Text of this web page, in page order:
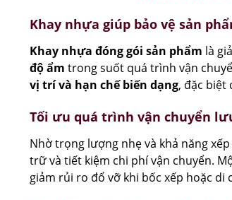
Khay nhựa giúp bảo vệ sản
Khay nhựa đóng gói sản phẩm là
độ ẩm trong suốt quá trình vận
vị trí và hạn chế biến dạng, đặc biệt
Tối ưu quá trình vận chuyển
Nhờ trọng lượng nhẹ và khả năng
trữ và tiết kiệm chi phí vận chuyển.
giảm rủi ro đổ vỡ khi bốc xếp hoặc di